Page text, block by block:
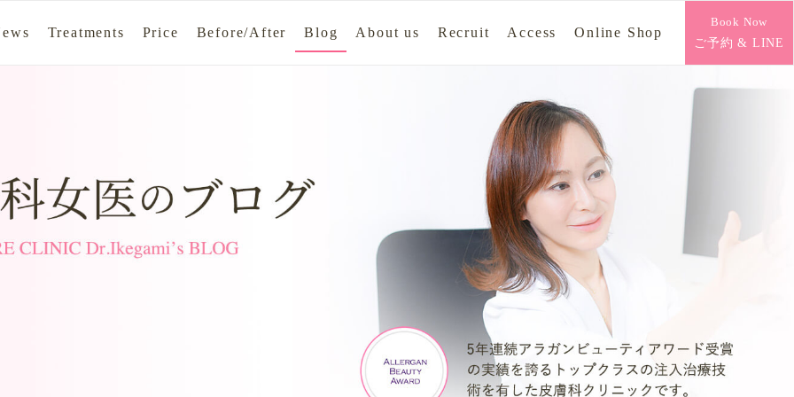
Treatments Price Before/After Blog About us Recruit Access Online Shop
Book Now
ご予約 & LINE